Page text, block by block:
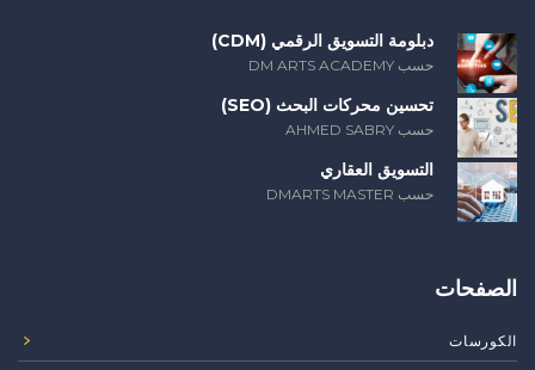
دبلومة التسويق الرقمي (CDM)
حسب DM ARTS ACADEMY
تحسين محركات البحث (SEO)
حسب AHMED SABRY
التسويق العقاري
حسب DMARTS MASTER
الصفحات
الكورسات